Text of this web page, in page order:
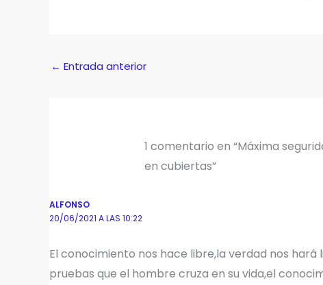
← Entrada anterior
1 comentario en “Máxima
en cubiertas”
ALFONSO
20/06/2021 A LAS 10:22
El conocimiento nos hace libre,la verdad nos
pruebas que el hombre cruza en su vida,el